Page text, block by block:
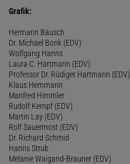
Grafik:
Hermann Bausch
Dr. Michael Bonk (EDV)
Wolfgang Hanns
Laura C. Hartmann (EDV)
Professor Dr. Rüdiger Hartmann (EDV)
Klaus Hemmann
Manfred Himmler
Rudolf Kempf (EDV)
Martin Lay (EDV)
Rolf Sauermost (EDV)
Dr. Richard Schmid
Hanns Strub
Melanie Waigand-Brauner (EDV)